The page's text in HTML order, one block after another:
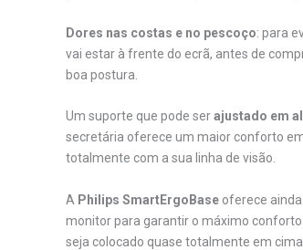
Dores nas costas e no pescoço: para
vai estar à frente do ecrã, antes de
boa postura.
Um suporte que pode serajustado em
secretária oferece um maior conforto
totalmente com a sua linha de visão.
A Philips SmartErgoBase oferece
monitor para garantir o máximo
seja colocado quase totalmente em